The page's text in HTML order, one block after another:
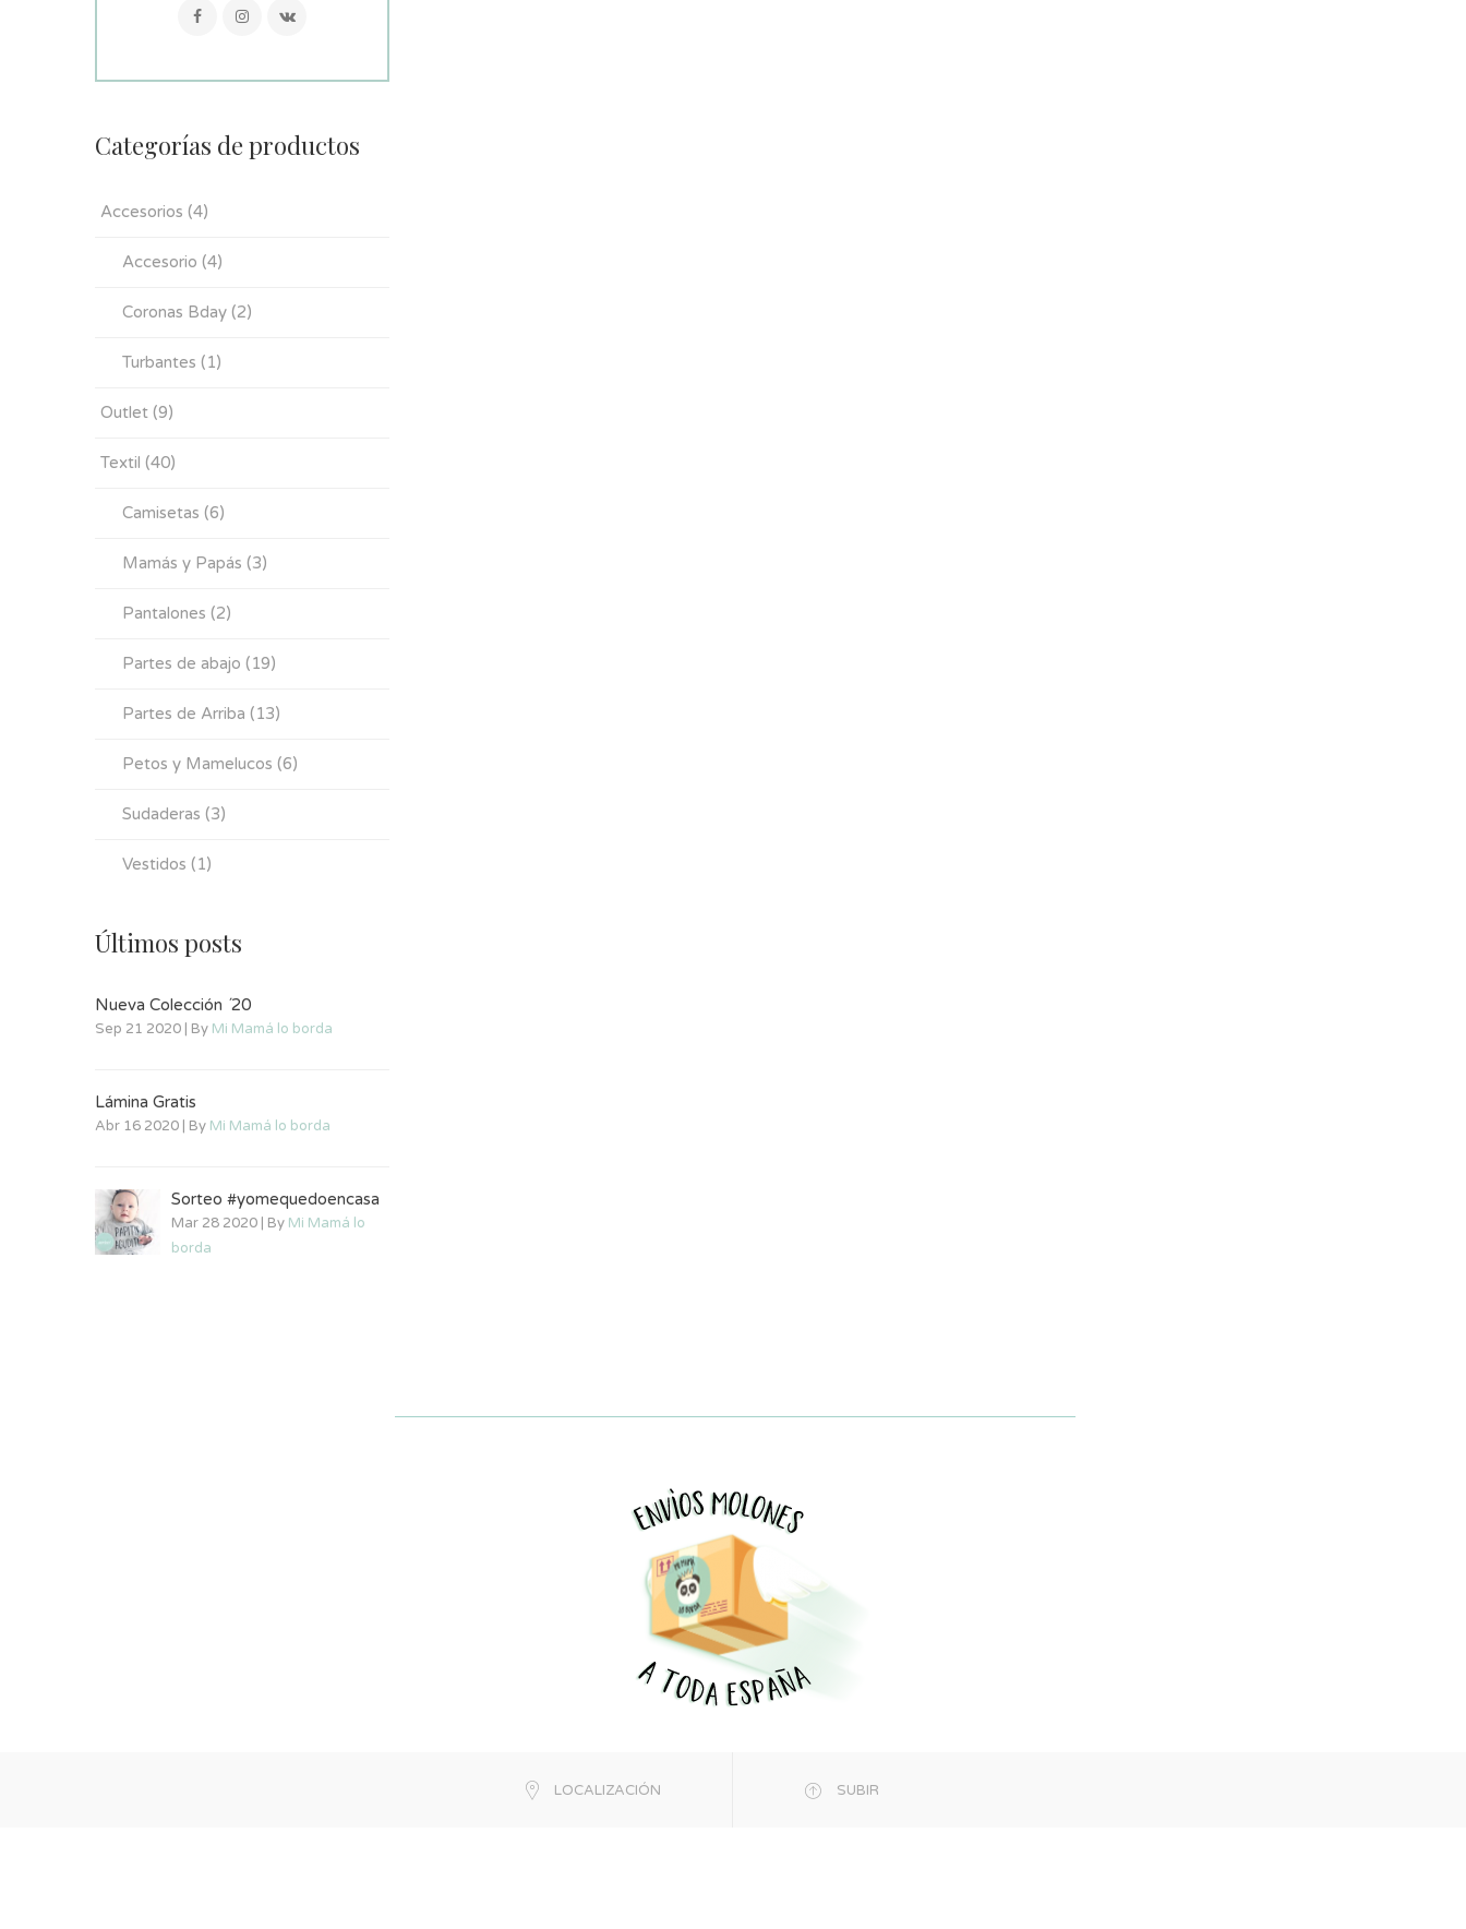
Categorías de productos
Accesorios (4)
Accesorio (4)
Coronas Bday (2)
Turbantes (1)
Outlet (9)
Textil (40)
Camisetas (6)
Mamás y Papás (3)
Pantalones (2)
Partes de abajo (19)
Partes de Arriba (13)
Petos y Mamelucos (6)
Sudaderas (3)
Vestidos (1)
Últimos posts
Nueva Colección ´20
Sep 21 2020 | By Mi Mamá lo borda
Lámina Gratis
Abr 16 2020 | By Mi Mamá lo borda
Sorteo #yomequedoencasa
Mar 28 2020 | By Mi Mamá lo
borda
LOCALIZACIÓN SUBIR